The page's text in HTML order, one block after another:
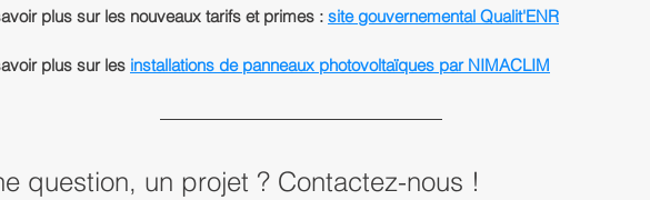
plus sur les nouveaux tarifs et primes : site gouvernemental Qualit'ENR
plus sur les installations de panneaux photovoltaïques par NIMACLIM
question, un projet ? Contactez-nous !